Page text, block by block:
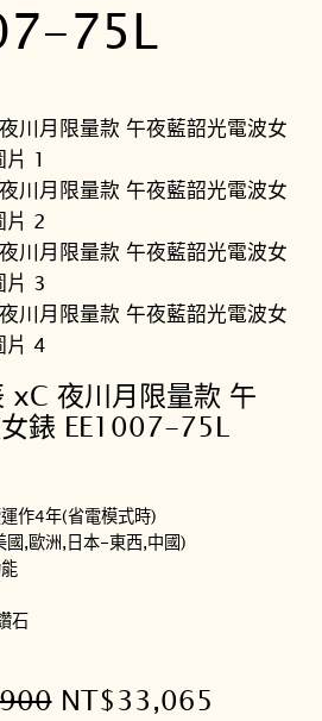
xC 夜川月限量款 午
錶 EE1007-75L
作4年(省電模式時)
國,歐洲,日本-東西,中國)
石
原
NT$33,065